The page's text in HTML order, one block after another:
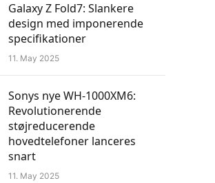
Galaxy Z Fold7: Slankere
design med imponerende
specifikationer
11. May 2025
Sonys nye WH-1000XM6:
Revolutionerende
støjreducerende
hovedtelefoner lanceres
snart
11. May 2025